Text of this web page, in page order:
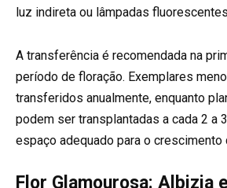
luz indireta ou lâmpadas
A transferência é recomendada na
período de floração. Exemplares
transferidos anualmente, enquanto
podem ser transplantadas a cada 2 a
espaço adequado para o crescimento
Flor Glamourosa: Albizia